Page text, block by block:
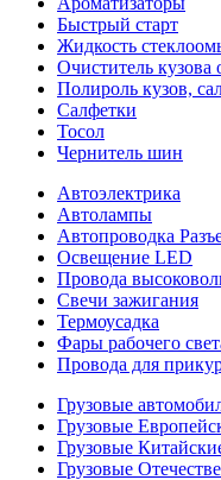
Быстрый старт
Жидкость
Очиститель кузова
Полироль кузов,
Салфетки
Тосол
Чернитель шин
Автоэлектрика
Автолампы
Автопроводка
Освещение LED
Провода
Свечи зажигания
Термоусадка
Фары рабочего
Провода для
Грузовые
Грузовые
Грузовые
Грузовые